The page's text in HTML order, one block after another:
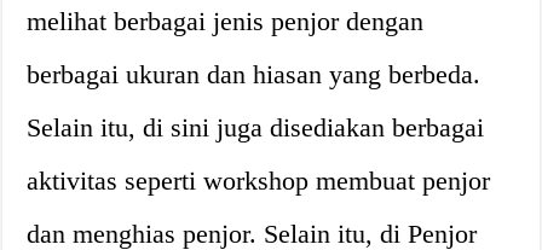
melihat berbagai jenis penjor dengan
berbagai ukuran dan hiasan yang berbeda.
Selain itu, di sini juga disediakan berbagai
aktivitas seperti workshop membuat penjor
dan menghias penjor. Selain itu, di Penjor